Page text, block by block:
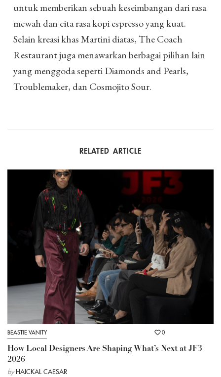
untuk memberikan sebuah keseimbangan dari rasa
mewah dan cita rasa kopi espresso yang kuat.
Selain kreasi khas Martini diatas, The Coach
Restaurant juga menawarkan berbagai pilihan lain
yang menggoda seperti Diamonds and Pearls,
Troublemaker, dan Cosmojito Sour.
RELATED ARTICLE
BEASTIE VANITY 0
How Local Designers Are Shaping What’s Next at JF3
2026
by HAICKAL CAESAR